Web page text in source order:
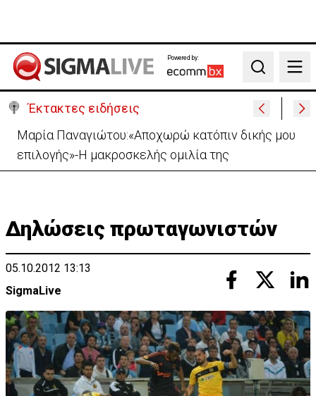
Powered by:
Search
Έκτακτες ειδήσεις
Μαρία Παναγιώτου:«Αποχωρώ κατόπιν δικής μου
επιλογής»-Η μακροσκελής ομιλία της
Δηλώσεις πρωταγωνιστών
05.10.2012 13:13
SigmaLive